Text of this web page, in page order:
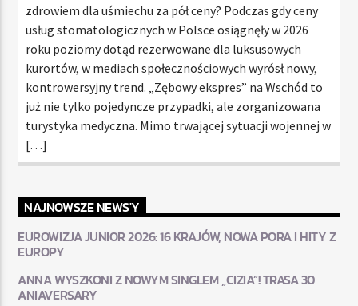
zdrowiem dla uśmiechu za pół ceny? Podczas gdy ceny
usług stomatologicznych w Polsce osiągnęły w 2026
roku poziomy dotąd rezerwowane dla luksusowych
kurortów, w mediach społecznościowych wyrósł nowy,
kontrowersyjny trend. „Zębowy ekspres” na Wschód to
już nie tylko pojedyncze przypadki, ale zorganizowana
turystyka medyczna. Mimo trwającej sytuacji wojennej w
[…]
NAJNOWSZE NEWS'Y
EUROWIZJA JUNIOR 2026: 16 KRAJÓW, NOWA PORA I HITY Z
EUROPY
ANNA WYSZKONI Z NOWYM SINGLEM „CIZIA”! TRASA 30
ANIAVERSARY